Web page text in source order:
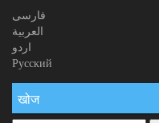
فارسی
العربیة
اردو
Русский
खोज